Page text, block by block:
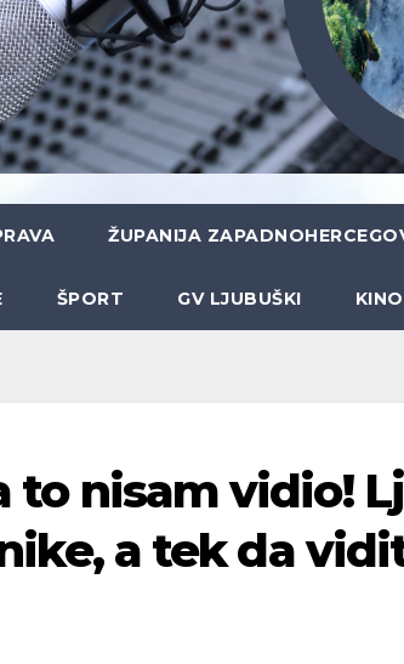
ŽUPANIJA
ŠPORT GV LJUBUŠKI
to nisam vidio!
a tek da